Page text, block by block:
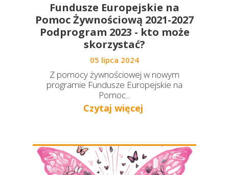
Fundusze Europejskie na
Pomoc Żywnościową 2021-2027
Podprogram 2023 - kto może
skorzystać?
05 lipca 2024
Z pomocy żywnościowej w nowym
programie Fundusze Europejskie na
Pomoc...
Czytaj więcej